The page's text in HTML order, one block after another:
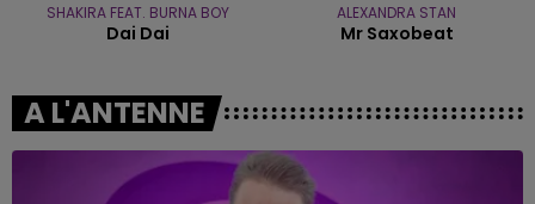
SHAKIRA FEAT. BURNA BOY
Dai Dai
ALEXANDRA STAN
Mr Saxobeat
A L'ANTENNE